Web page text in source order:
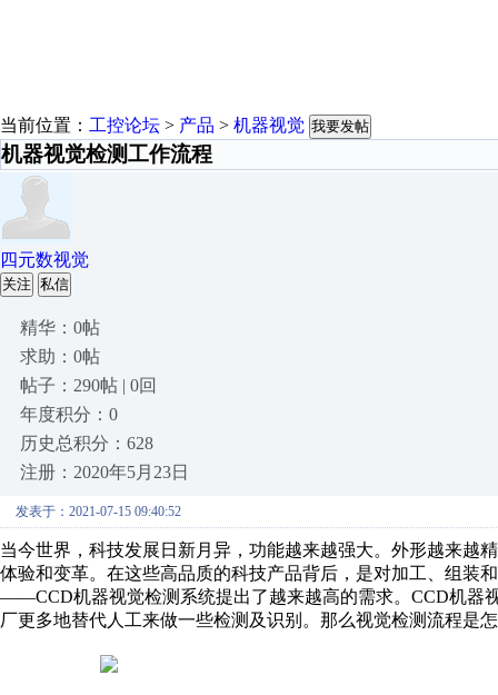
当前位置： 工控论坛 > 产品 > 机器视觉 我要发帖
机器视觉检测工作流程
四元数视觉
关注 私信
精华：0帖
求助：0帖
帖子：290帖 | 0回
年度积分：0
历史总积分：628
注册：2020年5月23日
发表于：2021-07-15 09:40:52
当今世界，科技发展日新月异，功能越来越强大。外形越来越
体验和变革。在这些高品质的科技产品背后，是对加工、组装
——CCD机器视觉检测系统提出了越来越高的需求。CCD机器
厂更多地替代人工来做一些检测及识别。那么视觉检测流程是